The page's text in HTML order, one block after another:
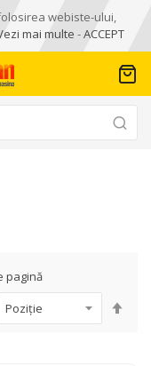
webiste-ului,
mai multe -ACCEPT
pagină